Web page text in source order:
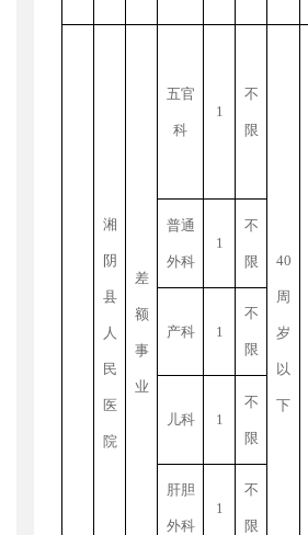
湘
阴
县
人
民
医
院
差
额
事
业
五官
科
1
不
限
40
周
岁
以
下
普通
外科
1
不
限
产科 1
不
限
儿科 1
不
限
肝胆
外科
1
不
限